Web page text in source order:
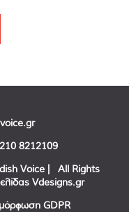
210 8212109
Voice | All Rights
Vdesigns.gr
GDPR